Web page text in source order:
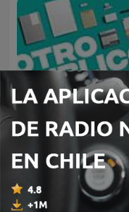
Otro Público con José
Miguel Villouta